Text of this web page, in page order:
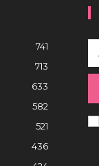
741
713
633
582
521
436